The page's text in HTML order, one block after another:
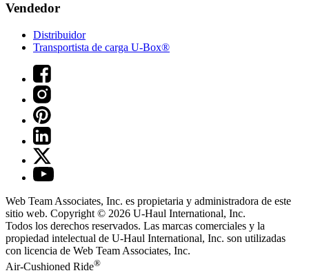
Vendedor
Distribuidor
Transportista de carga U-Box®
Web Team Associates, Inc. es propietaria y administradora de este
sitio web. Copyright © 2026 U-Haul International, Inc.
Todos los derechos reservados. Las marcas comerciales y la
propiedad intelectual de U-Haul International, Inc. son utilizadas
con licencia de Web Team Associates, Inc.
Air-Cushioned Ride®